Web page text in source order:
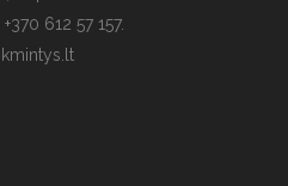
612 57 157.